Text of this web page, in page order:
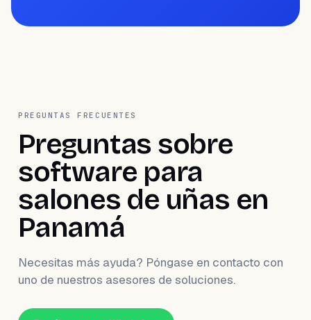
PREGUNTAS FRECUENTES
Preguntas sobre
software para
salones de uñas en
Panamá
Necesitas más ayuda? Póngase en contacto con
uno de nuestros asesores de soluciones.